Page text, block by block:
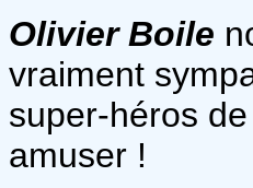
Olivier Boile
vraiment
super-héros de
amuser !